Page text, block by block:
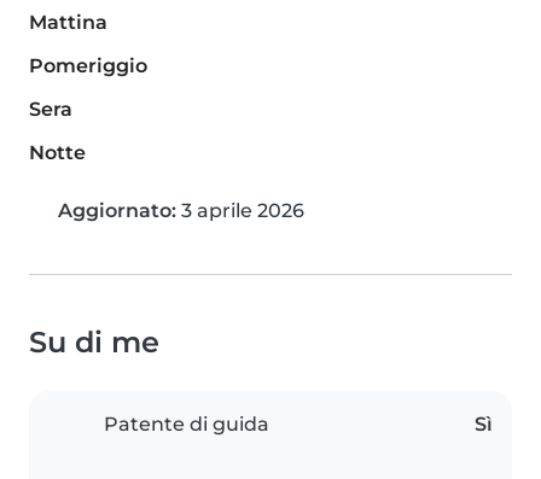
Mattina
Pomeriggio
Sera
Notte
Aggiornato: 3 aprile 2026
Su di me
Patente di guida Sì